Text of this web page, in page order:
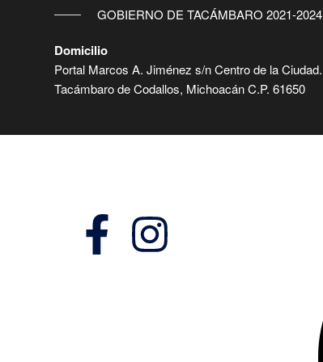
GOBIERNO DE TACÁMBARO 2021-2024
Domicilio
Portal Marcos A. Jiménez s/n Centro de la Ciudad.
Tacámbaro de Codallos, Michoacán C.P. 61650